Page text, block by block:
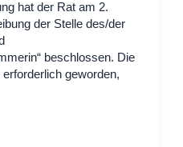
hat der Rat am 2.
der Stelle des/der
beschlossen. Die
geworden,